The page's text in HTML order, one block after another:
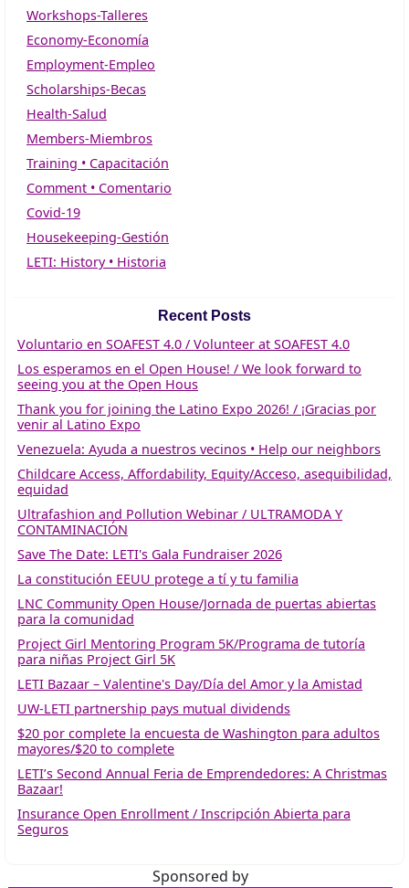
Workshops-Talleres
Economy-Economía
Employment-Empleo
Scholarships-Becas
Health-Salud
Members-Miembros
Training • Capacitación
Comment • Comentario
Covid-19
Housekeeping-Gestión
LETI: History • Historia
Recent Posts
Voluntario en SOAFEST 4.0 / Volunteer at SOAFEST 4.0
Los esperamos en el Open House! / We look forward to
seeing you at the Open Hous
Thank you for joining the Latino Expo 2026! / ¡Gracias por
venir al Latino Expo
Venezuela: Ayuda a nuestros vecinos • Help our neighbors
Childcare Access, Affordability, Equity/Acceso, asequibilidad,
equidad
Ultrafashion and Pollution Webinar / ULTRAMODA Y
CONTAMINACIÓN
Save The Date: LETI's Gala Fundraiser 2026
La constitución EEUU protege a tí y tu familia
LNC Community Open House/Jornada de puertas abiertas
para la comunidad
Project Girl Mentoring Program 5K/Programa de tutoría
para niñas Project Girl 5K
LETI Bazaar – Valentine's Day/Día del Amor y la Amistad
UW-LETI partnership pays mutual dividends
$20 por complete la encuesta de Washington para adultos
mayores/$20 to complete
LETI’s Second Annual Feria de Emprendedores: A Christmas
Bazaar!
Insurance Open Enrollment / Inscripción Abierta para
Seguros
Sponsored by